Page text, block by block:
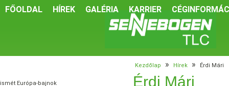
FŐOLDAL HÍREK GALÉRIA KARRIER
Kezdőlap » Hírek » Érdi Mári
ismét Európa-bajnok
Érdi Mári